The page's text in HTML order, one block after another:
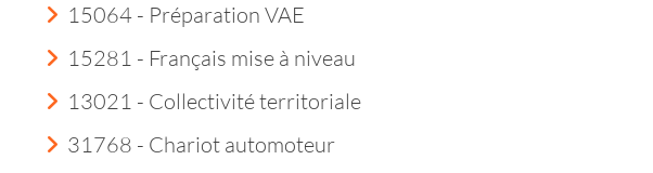
15064 - Préparation VAE
15281 - Français mise à niveau
13021 - Collectivité territoriale
31768 - Chariot automoteur